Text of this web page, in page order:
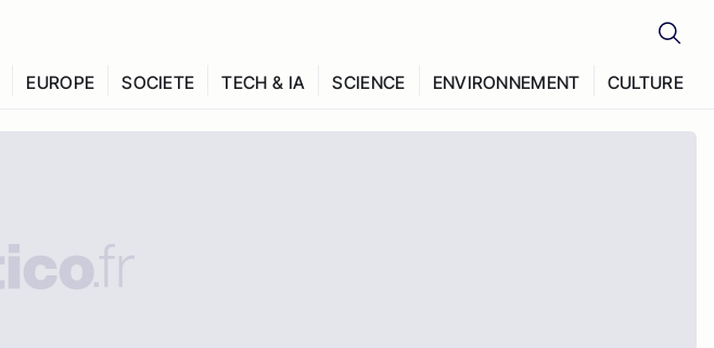
EUROPE SOCIETE TECH & IA SCIENCE ENVIRONNEMENT CULTURE